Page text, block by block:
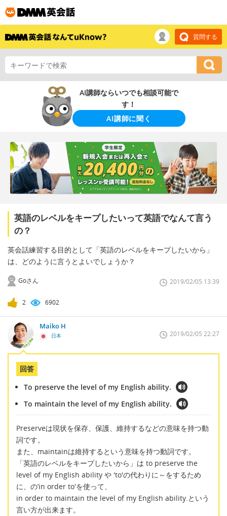
質問する
AI講師ならいつでも相談可能で
す！
AI講師に聞く
英語のレベルをキープしたいって英語でなんて言う
の？
英会話練習する目的として「英語のレベルをキープしたいから」
は、どのように言うとよいでしょうか？
Goさん 2019/02/05 13:39
2 6902
Maiko H
日本 2019/02/05 22:27
回答
To preserve the level of my English ability.
To maintain the level of my English ability.
Preserveは現状を保存、保護、維持するなどの意味を持つ動
詞です。
また、maintainは維持するという意味を持つ動詞です。
「英語のレベルをキープしたいから」は to preserve the
level of my English ability や 'to'の代わりに～をするため
に、の’in order to'を使って、
in order to maintain the level of my English ability.という
言い方が出来ます。